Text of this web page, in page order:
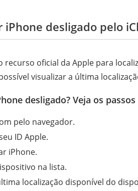
iPhone desligado pelo
recurso oficial da Apple para
visualizar a última
desligado? Veja os
pelo navegador.
ID Apple.
iPhone.
na lista.
localização disponível do